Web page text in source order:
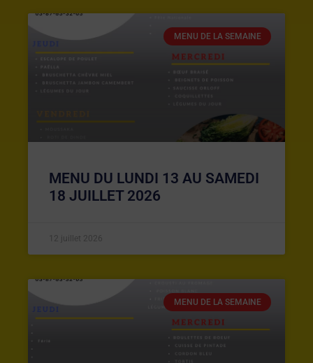
MENU DE LA SEMAINE
MENU DU LUNDI 13 AU SAMEDI
18 JUILLET 2026
12 juillet 2026
MENU DE LA SEMAINE